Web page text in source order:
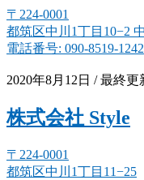
〒224-0001
都筑区中川1丁目10−2
電話番号: 090-8519-1242
2020年8月12日 / 最終更
株式会社 Style
〒224-0001
都筑区中川1丁目11−25